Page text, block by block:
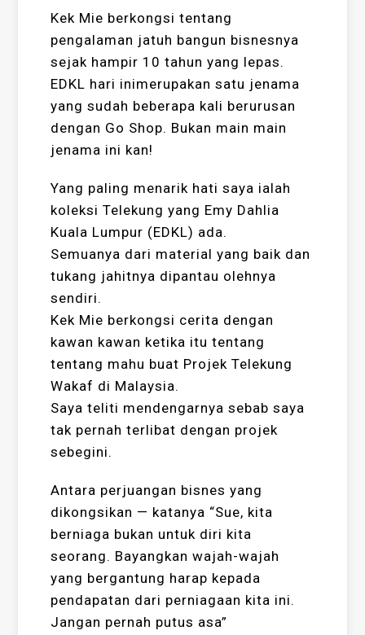
Kek Mie berkongsi tentang
pengalaman jatuh bangun bisnesnya
sejak hampir 10 tahun yang lepas.
EDKL hari inimerupakan satu jenama
yang sudah beberapa kali berurusan
dengan Go Shop. Bukan main main
jenama ini kan!
Yang paling menarik hati saya ialah
koleksi Telekung yang Emy Dahlia
Kuala Lumpur (EDKL) ada.
Semuanya dari material yang baik dan
tukang jahitnya dipantau olehnya
sendiri.
Kek Mie berkongsi cerita dengan
kawan kawan ketika itu tentang
tentang mahu buat Projek Telekung
Wakaf di Malaysia.
Saya teliti mendengarnya sebab saya
tak pernah terlibat dengan projek
sebegini.
Antara perjuangan bisnes yang
dikongsikan — katanya “Sue, kita
berniaga bukan untuk diri kita
seorang. Bayangkan wajah-wajah
yang bergantung harap kepada
pendapatan dari perniagaan kita ini.
Jangan pernah putus asa”